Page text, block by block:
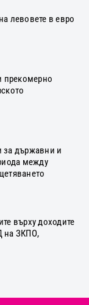
левовете в евро
прекомерно
за държавни и
между
върху доходите
на ЗКПО,